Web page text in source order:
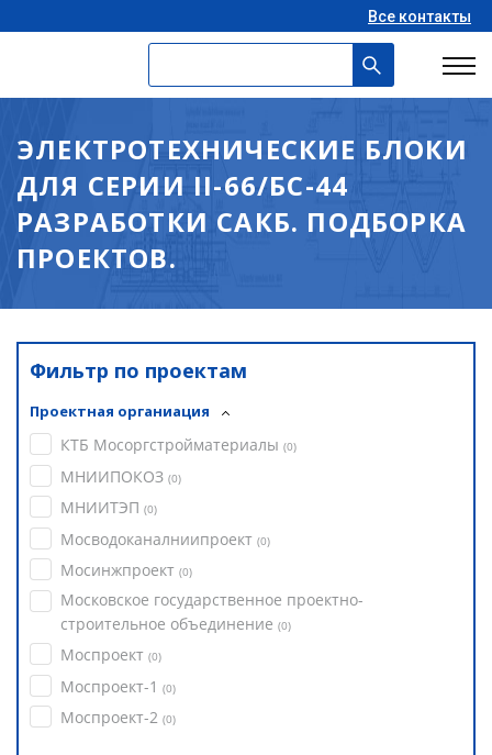
Все контакты
ЭЛЕКТРОТЕХНИЧЕСКИЕ БЛОКИ
ДЛЯ СЕРИИ II-66/БС-44
РАЗРАБОТКИ САКБ. ПОДБОРКА
ПРОЕКТОВ.
Фильтр по проектам
Проектная органиация
КТБ Мосоргстройматериалы (0)
МНИИПОКОЗ (0)
МНИИТЭП (0)
Мосводоканалниипроект (0)
Мосинжпроект (0)
Московское государственное проектно-
строительное объединение (0)
Моспроект (0)
Моспроект-1 (0)
Моспроект-2 (0)